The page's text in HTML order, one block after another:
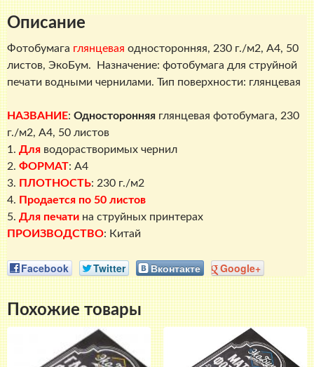
м2,
A4,
50
листов,
ЭкоБум
Описание
Фотобумага глянцевая односторонняя, 230 г./м2, A4, 50
листов, ЭкоБум. Назначение: фотобумага для струйной
печати водными чернилами. Тип поверхности: глянцевая
НАЗВАНИЕ: Односторонняя глянцевая фотобумага, 230
г./м2, A4, 50 листов
1. Для водорастворимых чернил
2. ФОРМАТ: A4
3. ПЛОТНОСТЬ: 230 г./м2
4. Продается по 50 листов
5. Для печати на струйных принтерах
ПРОИЗВОДСТВО: Китай
Facebook Twitter Вконтакте Google+
Похожие товары